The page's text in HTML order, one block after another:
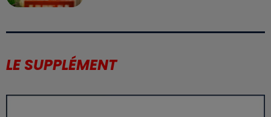
LE SUPPLÉMENT